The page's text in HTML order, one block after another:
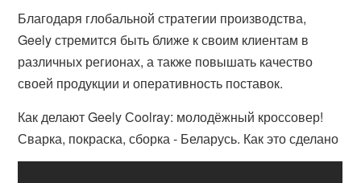
Благодаря глобальной стратегии производства,
Geely стремится быть ближе к своим клиентам в
различных регионах, а также повышать качество
своей продукции и оперативность поставок.
Как делают Geely Сoolray: молодёжный кроссовер!
Сварка, покраска, сборка - Беларусь. Как это сделано